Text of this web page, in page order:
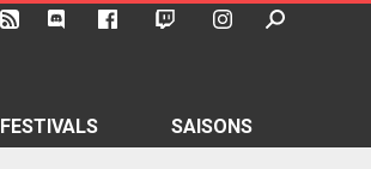
FESTIVALS SAISONS